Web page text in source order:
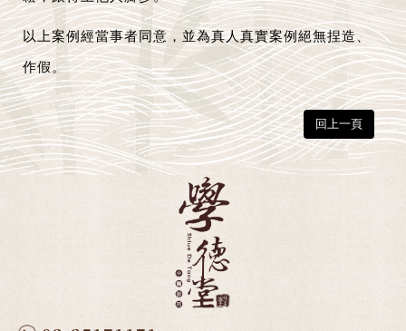
以上案例經當事者同意，並為真人真實案例絕無捏造、
作假。
回上一頁